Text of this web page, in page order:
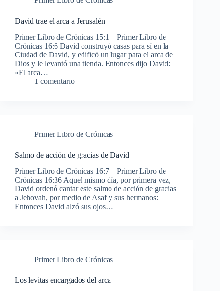
David trae el arca a Jerusalén
Primer Libro de Crónicas 15:1 – Primer Libro de
Crónicas 16:6 David construyó casas para sí en la
Ciudad de David, y edificó un lugar para el arca de
Dios y le levantó una tienda. Entonces dijo David:
«El arca…
1 comentario
Primer Libro de Crónicas
Salmo de acción de gracias de David
Primer Libro de Crónicas 16:7 – Primer Libro de
Crónicas 16:36 Aquel mismo día, por primera vez,
David ordenó cantar este salmo de acción de gracias
a Jehovah, por medio de Asaf y sus hermanos:
Entonces David alzó sus ojos…
Primer Libro de Crónicas
Los levitas encargados del arca